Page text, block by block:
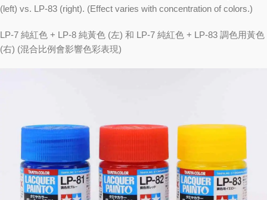
(left) vs. LP-83 (right). (Effect varies with concentration of colors.)
LP-7 純紅色 + LP-8 純黃色 (左) 和 LP-7 純紅色 + LP-83 調色用黃色
(右) (混合比例會影響色彩表現)